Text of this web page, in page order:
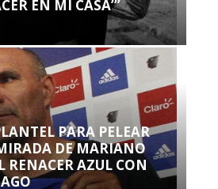
EN MI CASA’”
PARA PELEAR
DE MARIANO
RENACER AZUL CON